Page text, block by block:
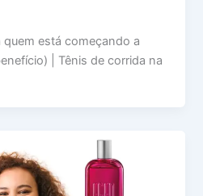
está começando a
| Tênis de corrida na